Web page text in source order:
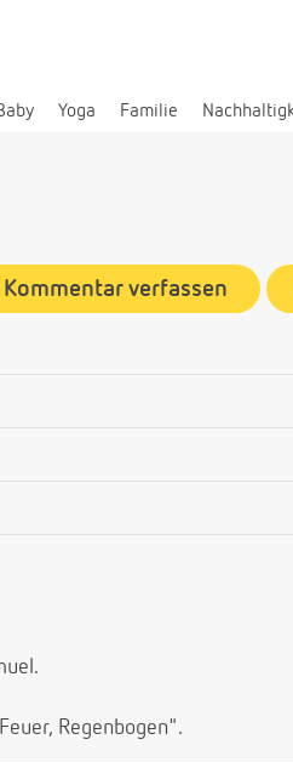
Yoga Familie
Kommentar verfassen
Regenbogen".